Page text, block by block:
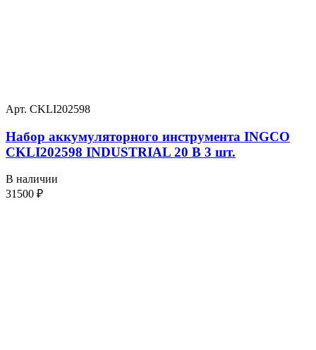
Арт. CKLI202598
Набор аккумуляторного инструмента INGCO
CKLI202598 INDUSTRIAL 20 В 3 шт.
В наличии
31500 ₽